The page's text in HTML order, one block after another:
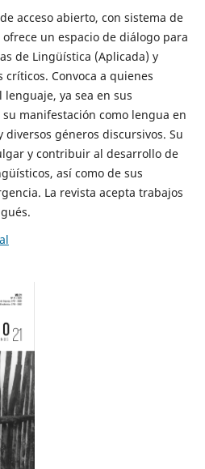
acceso abierto, con sistema de
un espacio de diálogo para
de Lingüística (Aplicada) y
Convoca a quienes
ya sea en sus
manifestación como lengua en
diversos géneros discursivos. Su
y contribuir al desarrollo de
así como de sus
La revista acepta trabajos